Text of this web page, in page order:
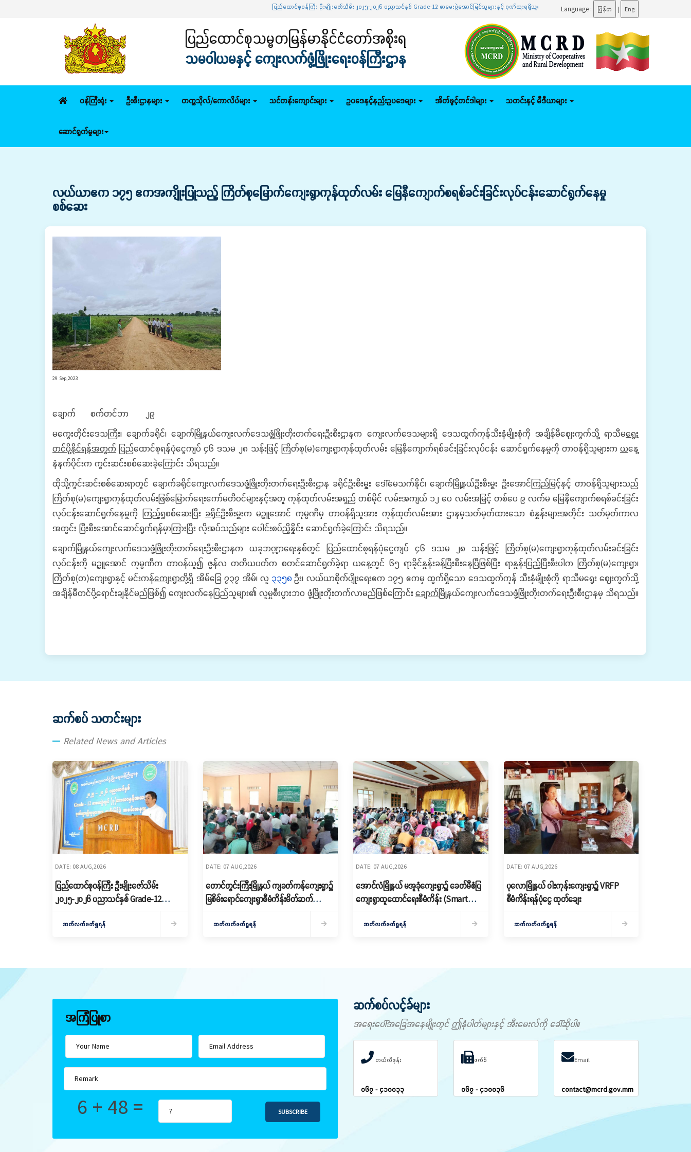
ပြည်ထောင်စုဝန်ကြီး ဦးမျိုးဇော်သိမ်း ၂၀၂၅-၂၀၂၆ ပညာသင်နှစ် Grade-12 စာမေးပွဲအောင်မြင်သူများနှင့် ဂုဏ်ထူးရရှိသူများကို ဆုများချီးမြှင့်ပေးအပ်....... ပြည်ထောင်စုဝန်ကြီး ဦးမျိုးဇော်သိမ်း
Language : မြန်မာ | Eng
ပြည်ထောင်စုသမ္မတမြန်မာနိုင်ငံတော်အစိုးရ
သမဝါယမနှင့် ကျေးလက်ဖွံ့ဖြိုးရေးဝန်ကြီးဌာန
ဝန်ကြီးရုံး ဦးစီးဌာနများ တက္ကသိုလ်/ကောလိပ်များ သင်တန်းကျောင်းများ ဥပဒေနှင့်နည်းဥပဒေများ အိတ်ဖွင့်တင်ဒါများ သတင်းနှင့် မီဒီယာများ
ဆောင်ရွက်မှုများ
လယ်ယာဧက ၁၇၅ ဧကအကျိုးပြုသည့် ကြိတ်စု‌မြောက်ကျေးရွာကုန်ထုတ်လမ်း မြေနီကျောက်စရစ်ခင်းခြင်းလုပ်ငန်းဆောင်ရွက်နေမှု
စစ်ဆေး
29 Sep,2023
ချောက် စက်တင်ဘာ ၂၉
မကွေးတိုင်းဒေသကြီး၊ ချောက်ခရိုင်၊ ချောက်မြို့နယ်ကျေးလက်ဒေသဖွံ့ဖြိုးတိုးတက်ရေးဦးစီးဌာနက ကျေးလက်ဒေသများရှိ ဒေသထွက်ကုန်သီးနှံမျိုးစုံကို အချိန်မီဈေးကွက်သို့ ရာသီမရွေး
တင်ပို့နိုင်ရန်အတွက် ပြည်ထောင်စုရန်ပုံငွေကျပ် ၄၆ ဒသမ ၂၈ သန်းဖြင့် ကြိတ်စု(မ)ကျေးရွာကုန်ထုတ်လမ်း မြေနီကျောက်ရစ်ခင်းခြင်းလုပ်ငန်း ဆောင်ရွက်‌နေမှုကို တာဝန်ရှိသူများက ယနေ့
နံနက်ပိုင်းက ကွင်းဆင်းစစ်ဆေးခဲ့ကြောင်း သိရသည်။
ထိုသို့ကွင်းဆင်းစစ်ဆေးရာတွင် ချောက်ခရိုင်ကျေးလက်ဒေသဖွံ့ဖြိုးတိုးတက်ရေးဦးစီးဌာန ခရိုင်ဦးစီးမှူး ဒေါ်မေသက်နိုင်၊ ချောက်မြို့နယ်ဦးစီးမှူး ဦးအောင်ကြည်မြင့်နှင့် တာဝန်ရှိသူများသည်
ကြိတ်စု(မ)ကျေးရွာကုန်ထုတ်လမ်းဖြစ်‌မြောက်ရေးကော်မတီဝင်များနှင့်အတူ ကုန်ထုတ်လမ်းအရှည် တစ်မိုင် လမ်းအကျယ် ၁၂ ပေ လမ်းအမြင့် တစ်ပေ ၉ လက်မ မြေနီကျောက်စရစ်ခင်းခြင်း
လုပ်ငန်းဆောင်ရွက်နေမှုကို ကြည့်ရှုစစ်ဆေးပြီး ခရိုင်ဦးစီးမှူးက မဉ္ဇူအောင် ကုမ္ပဏီမှ တာဝန်ရှိသူအား ကုန်ထုတ်လမ်းအား ဌာနမှသတ်မှတ်ထားသော စံနှုန်းများအတိုင်း သတ်မှတ်ကာလ
အတွင်း ပြီးစီးအောင်ဆောင်ရွက်ရန်မှာကြားပြီး လိုအပ်သည်များ ပေါင်းစပ်ညှိနှိုင်း ဆောင်ရွက်ခဲ့ကြောင်း သိရသည်။
ချောက်မြို့နယ်ကျေးလက်ဒေသဖွံ့ဖြိုးတိုးတက်ရေးဦးစီးဌာနက ယခုဘဏ္ဍာရေးနှစ်တွင် ပြည်ထောင်စုရန်ပုံငွေကျပ် ၄၆ ဒသမ ၂၈ သန်းဖြင့် ကြိတ်စု(မ)ကျေးရွာကုန်ထုတ်လမ်းခင်းခြင်း
လုပ်ငန်းကို မဉ္ဇူအောင် ကုမ္ပဏီက တာဝန်ယူ၍ ဇွန်လ တတိယပတ်က စတင်ဆောင်ရွက်ခဲ့ရာ ယနေ့တွင် ၆၅ ရာခိုင်နှုန်းခန့်ပြီးစီးနေပြီဖြစ်ပြီး ရာနှုန်းပြည့်ပြီးစီးပါက ကြိတ်စု(မ)ကျေးရွာ၊
ကြိတ်စု(တ)ကျေးရွာနှင့် မင်းကန်ကျေးရွာတို့ရှိ အိမ်ခြေ ၇၃၇ အိမ်၊ လူ ၃၃၅၈ဦး၊ လယ်ယာစိုက်ပျိုးရေးဧက ၁၇၅ ဧကမှ ထွက်ရှိသော ဒေသထွက်ကုန် သီးနှံမျိုးစုံကို ရာသီမရွေး ဈေးကွက်သို့
အချိန်မီတင်ပို့ရောင်းချနိုင်မည်ဖြစ်၍ ကျေးလက်နေပြည်သူများ၏ လူမှုစီးပွားဘဝ ဖွံ့ဖြိုးတိုးတက်လာမည်ဖြစ်ကြောင်း ချောက်မြို့နယ်ကျေးလက်ဒေသဖွံ့ဖြိုးတိုးတက်ရေးဦးစီးဌာနမှ သိရသည်။
ဆက်စပ် သတင်းများ
Related News and Articles
DATE: 08 AUG,2026
ပြည်ထောင်စုဝန်ကြီး ဦးမျိုးဇော်သိမ်း
၂၀၂၅-၂၀၂၆ ပညာသင်နှစ် Grade-12
သူများကို ဆုများချီးမြှင့်ပေးအပ်
ဆက်လက်ဖတ်ရှုရန်
DATE: 07 AUG,2026
တောင်တွင်းကြီးမြို့နယ် ကျခတ်ကန်ကျေးရွာ၌
မြစိမ်းရောင်ကျေးရွာစီမံကိန်းမိတ်ဆက်
ပြုလုပ်
ဆက်လက်ဖတ်ရှုရန်
DATE: 07 AUG,2026
အောင်လံမြို့နယ် မအူခုံကျေးရွာ၌ ခေတ်မီစံပြ
ကျေးရွာထူထောင်ရေးစီမံကိန်း (Smart
ဖွဲ့စည်း
ဆက်လက်ဖတ်ရှုရန်
DATE: 07 AUG,2026
ပုလောမြို့နယ် ဝါးကုန်းကျေးရွာ၌ ‌VRFP
စီမံကိန်းရန်ပုံငွေ ထုတ်ချေး
ဆက်လက်ဖတ်ရှုရန်
အကြံပြုစာ
6 + 48 = SUBSCRIBE
ဆက်စပ်လင့်ခ်များ
အရေးပေါ်အခြေအနေမျိုးတွင် ဤနံပါတ်များနှင့် အီးမေးလ်ကို ခေါ်ဆိုပါ။
တယ်လီဖုန်း
၀၆၇ - ၄၁၀၀၃၃
ဖက်စ်
၀၆၇ - ၄၁၀၀၃၆
Email
contact@mcrd.gov.mm